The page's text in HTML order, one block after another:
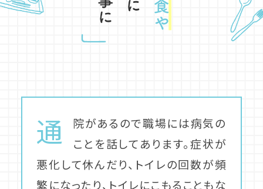
通
院があるので職場には病気の
ことを話してあります。症状が
悪化して休んだり、トイレの回数が頻
繁になったり、トイレにこもることもな